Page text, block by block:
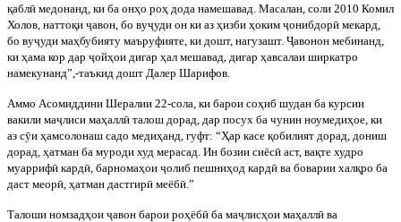
қаблӣ медонанд, ки ба онҳо роҳ дода намешавад. Масалан, соли 2010 Комил
Холов, наттоқи ҷавон, бо вуҷуди он ки аз ҳизби ҳоким ҷонибдорӣ мекард,
бо вуҷуди маҳбубияту маъруфияте, ки дошт, нагузашт. Ҷавонон мебинанд,
ки ҳама кор дар ҷойҳои дигар ҳал мешавад, дигар ҳавсалаи ширкатро
намекунанд”,-таъкид дошт Далер Шарифов.
Аммо Асомиддини Шералии 22-сола, ки барои соҳиб шудан ба курсии
вакили маҷлиси маҳаллӣ талош дорад, дар посух ба чунин ноумедиҳое, ки
аз сӯи ҳамсолонаш садо медиҳанд, гуфт: “Ҳар касе қобилият дорад, дониш
дорад, ҳатман ба муроди худ мерасад. Ин бозии сиёсӣ аст, вақте худро
муаррифӣ кардӣ , барномаҳои ҷолиб пешниҳод кардӣ ва боварии халқро ба
даст меорӣ ҳатман дастгирӣ меёбӣ .”
Талоши номзадҳои ҷавон барои роҳёбӣ ба маҷлисҳои маҳаллӣ ва